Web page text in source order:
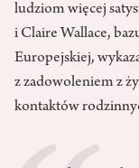
ludziom więcej
i Claire Wallace,
Europejskiej,
z zadowoleniem z
kontaktów